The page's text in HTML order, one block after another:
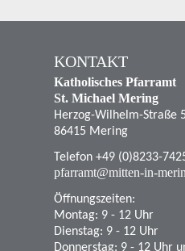
KONTAKT
Katholisches Pfarramt
St. Michael Mering
Herzog-Wilhelm-Straße 5
86415 Mering
Telefon +49 (0)8233-
pfarramt@mitten-in-
Öffnungszeiten:
Montag: 9 - 12 Uhr
Dienstag: 9 - 12 Uhr
Donnerstag: 9 - 12 Uhr